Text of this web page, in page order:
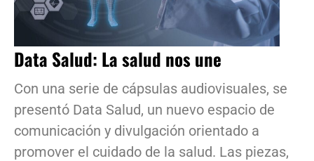
Data Salud: La salud nos une
Con una serie de cápsulas audiovisuales, se
presentó Data Salud, un nuevo espacio de
comunicación y divulgación orientado a
promover el cuidado de la salud. Las piezas,